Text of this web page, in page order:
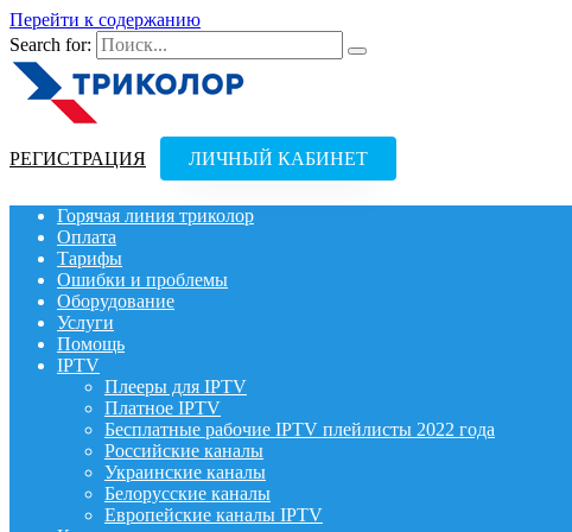
Перейти к содержанию
Search for:
РЕГИСТРАЦИЯ ЛИЧНЫЙ КАБИНЕТ
Горячая линия триколор
Оплата
Тарифы
Ошибки и проблемы
Оборудование
Услуги
Помощь
IPTV
Плееры для IPTV
Платное IPTV
Бесплатные рабочие IPTV плейлисты 2022 года
Российские каналы
Украинские каналы
Белорусские каналы
Европейские каналы IPTV